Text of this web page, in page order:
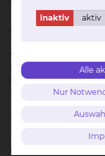
Wie ist der
Vor der Operation:
behandelnden Ärzten
beraten. Die Stelle
Darmausganges wird
Dünndarmausgänge
Nach der Operation:
inaktiv aktiv
Alle
Nur